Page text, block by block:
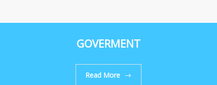
GOVERMENT
Read More